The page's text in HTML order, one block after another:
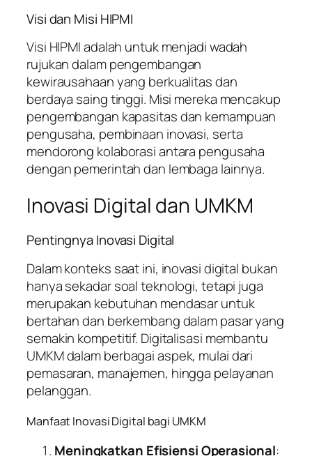
Visi dan Misi HIPMI
Visi HIPMI adalah untuk menjadi wadah
rujukan dalam pengembangan
kewirausahaan yang berkualitas dan
berdaya saing tinggi. Misi mereka mencakup
pengembangan kapasitas dan kemampuan
pengusaha, pembinaan inovasi, serta
mendorong kolaborasi antara pengusaha
dengan pemerintah dan lembaga lainnya.
Inovasi Digital dan UMKM
Pentingnya Inovasi Digital
Dalam konteks saat ini, inovasi digital bukan
hanya sekadar soal teknologi, tetapi juga
merupakan kebutuhan mendasar untuk
bertahan dan berkembang dalam pasar yang
semakin kompetitif. Digitalisasi membantu
UMKM dalam berbagai aspek, mulai dari
pemasaran, manajemen, hingga pelayanan
pelanggan.
Manfaat Inovasi Digital bagi UMKM
Meningkatkan Efisiensi Operasional: